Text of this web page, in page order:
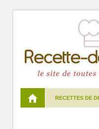
RECETTES DE